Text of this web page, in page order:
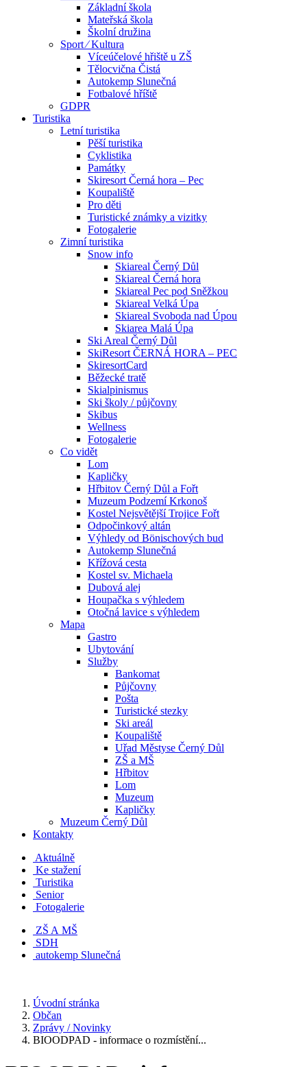
Základní škola
Mateřská škola
Školní družina
Sport ⁄ Kultura
Víceúčelové hřiště u ZŠ
Tělocvična Čistá
Autokemp Slunečná
Fotbalové hříště
GDPR
Turistika
Letní turistika
Pěší turistika
Cyklistika
Památky
Skiresort Černá hora – Pec
Koupaliště
Pro děti
Turistické známky a vizitky
Fotogalerie
Zimní turistika
Snow info
Skiareal Černý Důl
Skiareal Černá hora
Skiareal Pec pod Sněžkou
Skiareal Velká Úpa
Skiareal Svoboda nad Úpou
Skiarea Malá Úpa
Ski Areal Černý Důl
SkiResort ČERNÁ HORA – PEC
SkiresortCard
Běžecké tratě
Skialpinismus
Ski školy / půjčovny
Skibus
Wellness
Fotogalerie
Co vidět
Lom
Kapličky
Hřbitov Černý Důl a Fořt
Muzeum Podzemí Krkonoš
Kostel Nejsvětější Trojice Fořt
Odpočinkový altán
Výhledy od Bönischových bud
Autokemp Slunečná
Křížová cesta
Kostel sv. Michaela
Dubová alej
Houpačka s výhledem
Otočná lavice s výhledem
Mapa
Gastro
Ubytování
Služby
Bankomat
Půjčovny
Pošta
Turistické stezky
Ski areál
Koupaliště
Uřad Městyse Černý Důl
ZŠ a MŠ
Hřbitov
Lom
Muzeum
Kapličky
Muzeum Černý Důl
Kontakty
Aktuálně
Ke stažení
Turistika
Senior
Fotogalerie
ZŠ A MŠ
SDH
autokemp Slunečná
Úvodní stránka
Občan
Zprávy / Novinky
BIOODPAD - informace o rozmístění...